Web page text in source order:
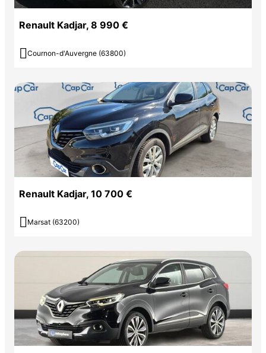
Renault Kadjar, 8 990 €
 Cournon-d'Auvergne (63800)
Renault Kadjar, 10 700 €
 Marsat (63200)